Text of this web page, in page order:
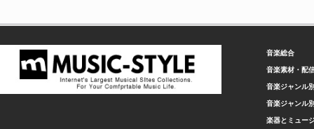
音楽総合
音楽素材・配
音楽ジャンル
音楽ジャンル
楽器とミュー